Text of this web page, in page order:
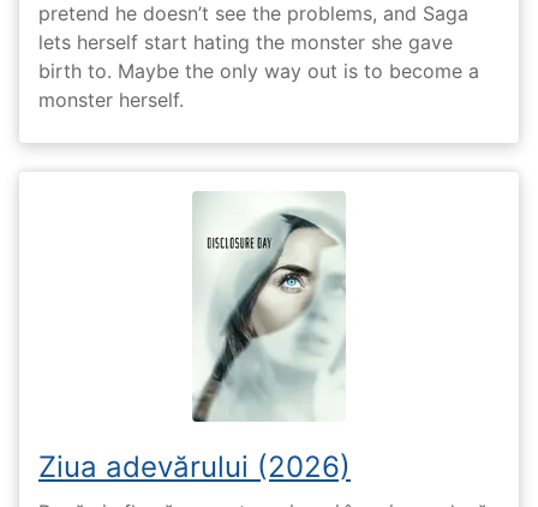
pretend he doesn’t see the problems, and Saga
lets herself start hating the monster she gave
birth to. Maybe the only way out is to become a
monster herself.
Ziua adevărului (2026)